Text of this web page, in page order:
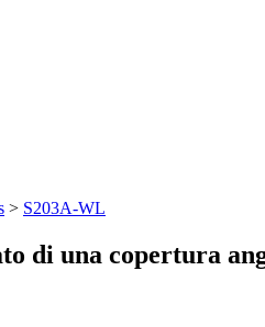
> S203A-WL
di una copertura